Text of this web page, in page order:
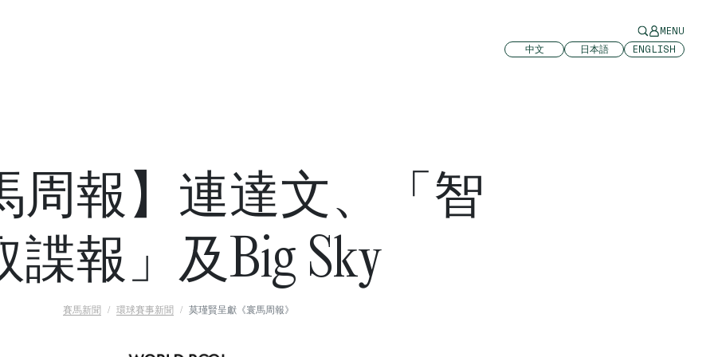
MENU
中文
日本語 ENGLISH
周報】連達文、「智
諜報」及Big Sky
賽馬新聞 環球賽事新聞 莫瑾賢呈獻《寰馬周報》